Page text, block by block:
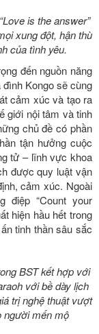
is the answer”
xung đột, hận thù
của tình yêu.
đến nguồn năng
Kongo sẽ cùng
cảm xúc và tạo ra
giới nội tâm và tinh
chủ đề có phần
tận hưởng cuộc
tử – lĩnh vực khoa
được quy luật vận
cảm xúc. Ngoài
điệp “Count your
hiện hầu hết trong
tinh thần sâu sắc
BST kết hợp với
với bề dày lịch
trị nghệ thuật vượt
người mến mộ